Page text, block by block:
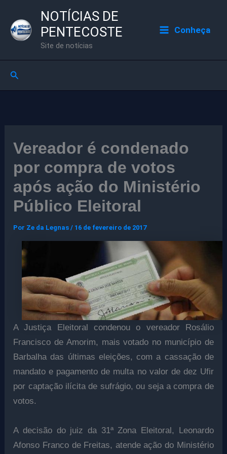
para
NOTÍCIAS DE
PENTECOSTE
Site de notícias
Conheça
Pesquisar
Vereador é condenado
por compra de votos
após ação do Ministério
Público Eleitoral
Por Ze da Legnas/ 16 de fevereiro de 2017
A Justiça Eleitoral condenou o vereador Rosálio
Francisco de Amorim, mais votado no município de
Barbalha das últimas eleições, com a cassação de
mandato e pagamento de multa no valor de dez Ufir
por captação ilícita de sufrágio, ou seja a compra de
votos.
A decisão do juiz da 31ª Zona Eleitoral, Leonardo
Afonso Franco de Freitas, atende ação do Ministério